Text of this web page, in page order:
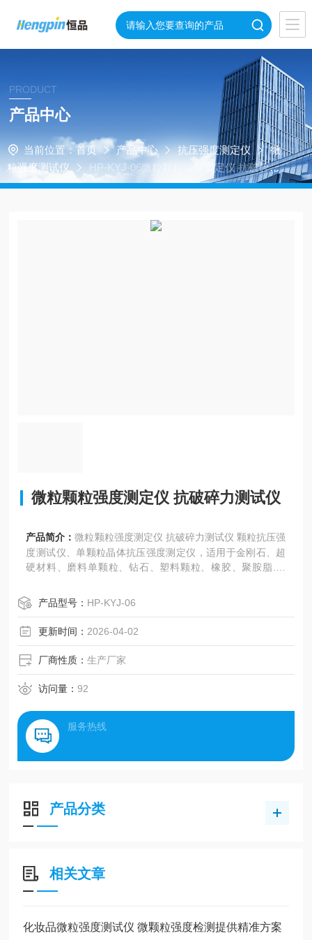
PRODUCT
产品中心
当前位置： 首页 产品中心 抗压强度测定仪
微
粒强度测试仪
HP-KYJ-06微粒颗粒强度测定仪 抗破碎力
测试仪
微粒颗粒强度测定仪 抗破碎力测试仪
产品简介：微粒颗粒强度测定仪 抗破碎力测试仪 颗粒抗压强
度测试仪、单颗粒晶体抗压强度测定仪，适用于金刚石、超
硬材料、磨料单颗粒、钻石、塑料颗粒、橡胶、聚胺脂.种
包衣抗压强度测试，各种颗粒抗压强度测试。 速度可以分段
设置3段 接触试样前速度可快 接触试验时自动恢复慢 测试完
可调快 节省实验时间
产品型号： HP-KYJ-06
更新时间： 2026-04-02
厂商性质：生产厂家
访问量：92
服务热线
产品分类
相关文章
化妆品微粒强度测试仪 微颗粒强度检测提供精准方案